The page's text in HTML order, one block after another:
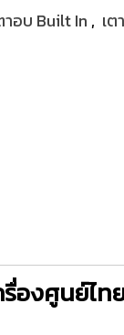
าอบ Built In , เ
องศูนย์ไท